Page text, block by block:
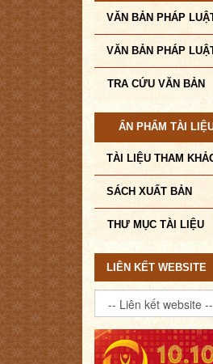
VĂN BẢN PHÁP
VĂN BẢN PHÁP
TRA CỨU VĂN BẢN
ẤN PHẨM TÀI
TÀI LIỆU THAM
SÁCH XUẤT BẢN
THƯ MỤC TÀI LIỆU
LIÊN KẾT WEBSITE